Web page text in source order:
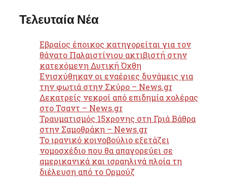
Τελευταία Νέα
Εβραίος έποικος κατηγορείται για τον
θάνατο Παλαιστίνιου ακτιβιστή στην
κατεχόμενη Δυτική Όχθη
Ενισχύθηκαν οι εναέριες δυνάμεις για
την φωτιά στην Σκύρο – News.gr
Δεκατρείς νεκροί από επιδημία χολέρας
στο Τσαντ – News.gr
Τραυματισμός 15χρονης στη Γριά Βάθρα
στην Σαμοθράκη – News.gr
Το ιρανικό κοινοβούλιο εξετάζει
νομοσχέδιο που θα απαγορεύει σε
αμερικανικά και ισραηλινά πλοία τη
διέλευση από το Ορμούζ